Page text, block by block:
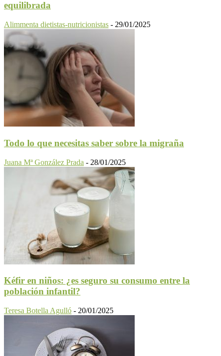
equilibrada
Alimmenta dietistas-nutricionistas - 29/01/2025
Todo lo que necesitas saber sobre la migraña
Juana Mª González Prada - 28/01/2025
Kéfir en niños: ¿es seguro su consumo entre la
población infantil?
Teresa Botella Agulló - 20/01/2025